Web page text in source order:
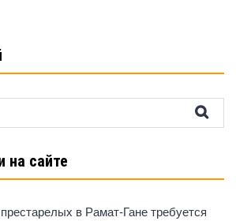
на сайте
в Рамат-Гане требуется